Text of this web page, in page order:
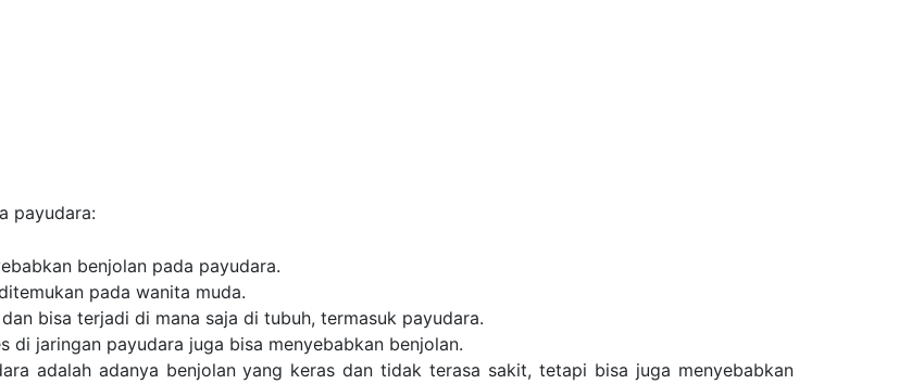
payudara:
benjolan pada payudara.
pada wanita muda.
bisa terjadi di mana saja di tubuh, termasuk payudara.
di jaringan payudara juga bisa menyebabkan benjolan.
adalah adanya benjolan yang keras dan tidak terasa sakit, tetapi bisa juga menyebabkan